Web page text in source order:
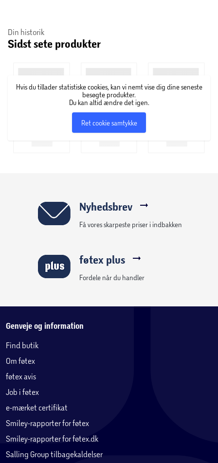
Paris.
L'Oréal Paris er et af verdens førende kosmetikmærker og
har i over 100 år udviklet skønhedsprodukter til mænd og
kvinder i alle aldre. Med et mål om at promovere
egenværdi og selvtillid er ordene ”Because you’re worth it”
blevet tæt knyttet til brandet, som flittigt har brugt det
legendariske slogan i forskellige versioner siden 1971.
Din historik
Sidst sete produkter
Hvis du tillader statistiske cookies, kan vi nemt vise dig dine seneste
besøgte produkter.
Du kan altid ændre det igen.
Ret cookie samtykke
Nyhedsbrev
Få vores skarpeste priser i indbakken
føtex plus
Fordele når du handler
Genveje og information
Find butik
Om føtex
føtex avis
Job i føtex
e-mærket certifikat
Smiley-rapporter for føtex
Smiley-rapporter for føtex.dk
Salling Group tilbagekaldelser